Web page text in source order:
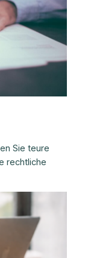
Sie teure
rechtliche